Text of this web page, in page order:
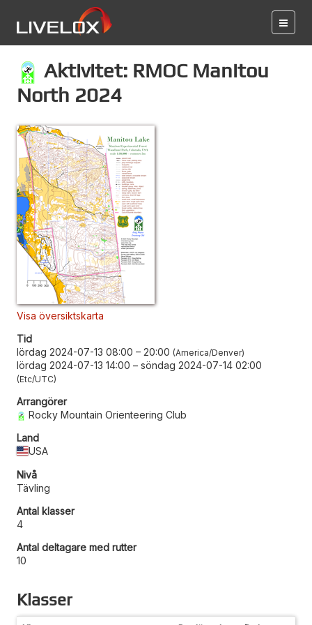
Aktivitet: RMOC Manitou
North 2024
Visa översiktskarta
Tid
lördag 2024-07-13 08:00 – 20:00 America/Denver
lördag 2024-07-13 14:00 – söndag 2024-07-14 02:00
Etc/UTC
Arrangörer
Rocky Mountain Orienteering Club
Land
USA
Nivå
Tävling
Antal klasser
4
Antal deltagare med rutter
10
Klasser